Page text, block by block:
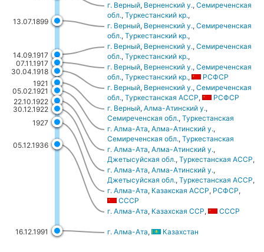
13.07.1899
14.09.1917
07.11.1917
30.04.1918
1921
05.02.1921
22.10.1922
30.12.1922
1927
05.12.1936
16.12.1991
г. Верный, Верненский у., Семиреченская
обл., Туркестанский кр.,
Российская Империя
г. Верный, Верненский у., Семиреченская
обл., Туркестанский кр.,
Российская Империя
г. Верный, Верненский у., Семиреченская
обл., Туркестанский кр.,
Российская республика
г. Верный, Верненский у., Семиреченская
обл., Туркестанский кр.,
РСФСР
г. Верный, Верненский у., Семиреченская
обл., Туркестанская АССР,
РСФСР
г. Верный, Алма-Атинский у.,
Семиреченская обл., Туркестанская
АССР, РСФСР
г. Алма-Ата, Алма-Атинский у.,
Семиреченская обл., Туркестанская
АССР, РСФСР
г. Алма-Ата, Алма-Атинский у.,
Джетысуйская обл., Туркестанская АССР,
РСФСР
г. Алма-Ата, Алма-Атинский у.,
Джетысуйская обл., Туркестанская АССР,
РСФСР, СССР
г. Алма-Ата, Казакская АССР, РСФСР,
СССР
г. Алма-Ата, Казахская ССР, СССР
г. Алма-Ата, Казахстан